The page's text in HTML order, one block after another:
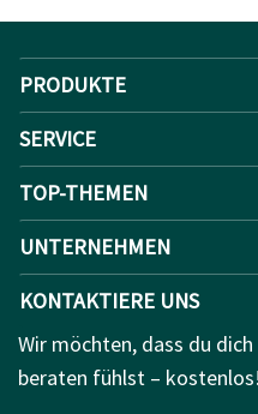
PRODUKTE
SERVICE
TOP-THEMEN
UNTERNEHMEN
KONTAKTIERE UNS
Wir möchten, dass du
beraten fühlst – kostenlos!